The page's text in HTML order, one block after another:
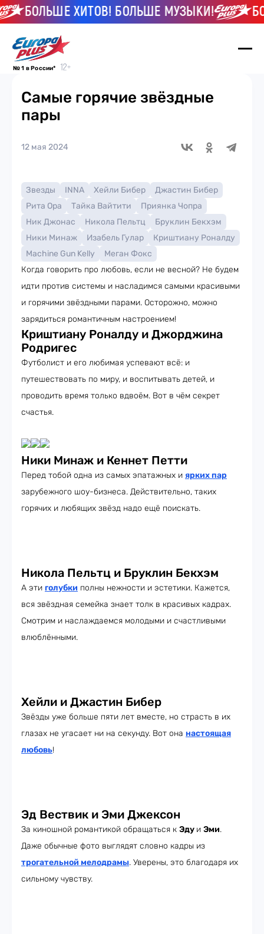
БОЛЬШЕ ХИТОВ! БОЛЬШЕ МУЗЫКИ!
№ 1 в России*
Самые горячие звёздные
пары
12 мая 2024
Звезды INNA Хейли Бибер
Джастин Бибер
Рита Ора
Тайка Вайтити
Приянка Чопра
Ник Джонас
Никола Пельтц
Бруклин Бекхэм
Ники Минаж
Изабель Гулар
Криштиану Роналду
Machine Gun Kelly
Меган Фокс
Когда говорить про любовь, если не весной? Не будем
идти против системы и насладимся самыми красивыми
и горячими звёздными парами. Осторожно, можно
зарядиться романтичным настроением!
Криштиану Роналду и Джорджина
Родригес
Футболист и его любимая успевают всё: и
путешествовать по миру, и воспитывать детей, и
проводить время только вдвоём. Вот в чём секрет
счастья.
Ники Минаж и Кеннет Петти
Перед тобой одна из самых эпатажных и ярких пар
зарубежного шоу-бизнеса. Действительно, таких
горячих и любящих звёзд надо ещё поискать.
Никола Пельтц и Бруклин Бекхэм
А эти голубки полны нежности и эстетики. Кажется,
вся звёздная семейка знает толк в красивых кадрах.
Смотрим и наслаждаемся молодыми и счастливыми
влюблёнными.
Хейли и Джастин Бибер
Звёзды уже больше пяти лет вместе, но страсть в их
глазах не угасает ни на секунду. Вот она настоящая
любовь!
Эд Вествик и Эми Джексон
За киношной романтикой обращаться к Эду и Эми.
Даже обычные фото выглядят словно кадры из
трогательной мелодрамы. Уверены, это благодаря их
сильному чувству.